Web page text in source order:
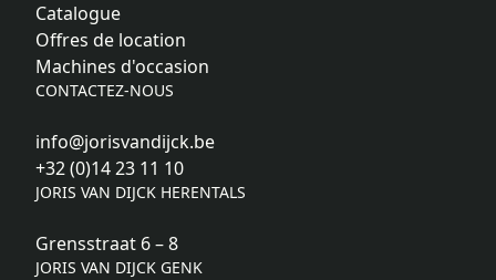
Catalogue
Offres de location
Machines d'occasion
CONTACTEZ-NOUS
info@jorisvandijck.be
+32 (0)14 23 11 10
JORIS VAN DIJCK HERENTALS
Grensstraat 6 – 8
JORIS VAN DIJCK GENK